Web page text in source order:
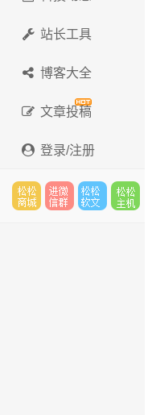
站长工具
博客大全
文章投稿
登录/注册